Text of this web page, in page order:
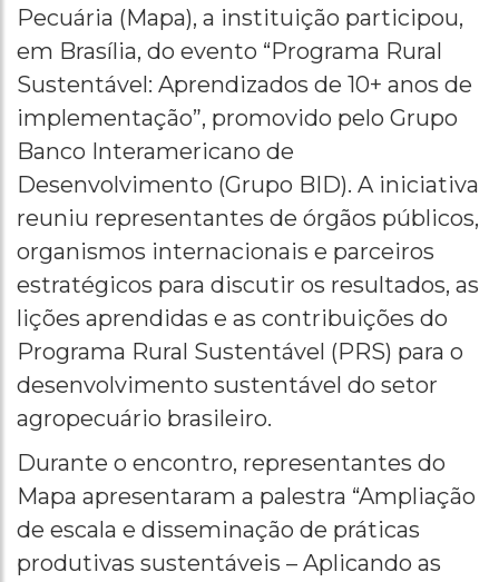
Pecuária (Mapa), a instituição participou,
em Brasília, do evento “Programa Rural
Sustentável: Aprendizados de 10+ anos de
implementação”, promovido pelo Grupo
Banco Interamericano de
Desenvolvimento (Grupo BID). A iniciativa
reuniu representantes de órgãos públicos,
organismos internacionais e parceiros
estratégicos para discutir os resultados, as
lições aprendidas e as contribuições do
Programa Rural Sustentável (PRS) para o
desenvolvimento sustentável do setor
agropecuário brasileiro.
Durante o encontro, representantes do
Mapa apresentaram a palestra “Ampliação
de escala e disseminação de práticas
produtivas sustentáveis – Aplicando as